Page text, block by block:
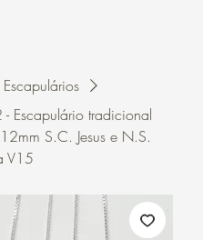
Escapulários
- Escapulário tradicional
S.C. Jesus e N.S.
V15